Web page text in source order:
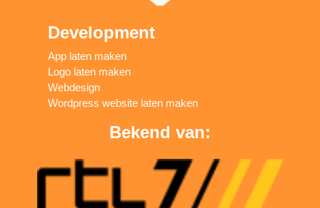
Development
App laten maken
Logo laten maken
Webdesign
Wordpress website laten maken
Bekend van: